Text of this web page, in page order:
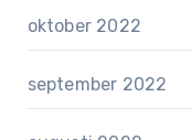
oktober 2022
september 2022